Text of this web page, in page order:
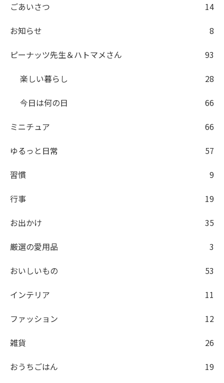
ごあいさつ
14
お知らせ
8
ピーナッツ先生＆ハトマメさん
93
楽しい暮らし
28
今日は何の日
66
ミニチュア
66
ゆるっと日常
57
習慣
9
行事
19
お出かけ
35
厳選の愛用品
3
おいしいもの
53
インテリア
11
ファッション
12
雑貨
26
おうちごはん
19